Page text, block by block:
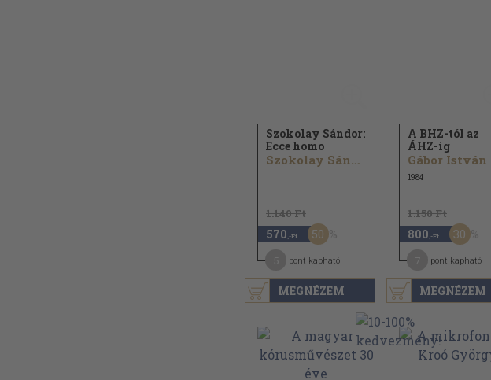
MEGNÉZEM
Szokolay Sándor:
Ecce homo
Szokolay Sándor
1.140 Ft
570 ,-Ft 50
pont kapható
MEGNÉZEM
A BHZ-tól az
ÁHZ-ig
Gábor István
1984
1.150 Ft
800 ,-Ft 30
pont kapható